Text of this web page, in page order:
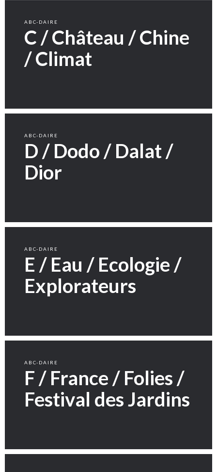
ABC-DAIRE
C / Château / Chine
/ Climat
ABC-DAIRE
D / Dodo / Dalat /
Dior
ABC-DAIRE
E / Eau / Ecologie /
Explorateurs
ABC-DAIRE
F / France / Folies /
Festival des Jardins